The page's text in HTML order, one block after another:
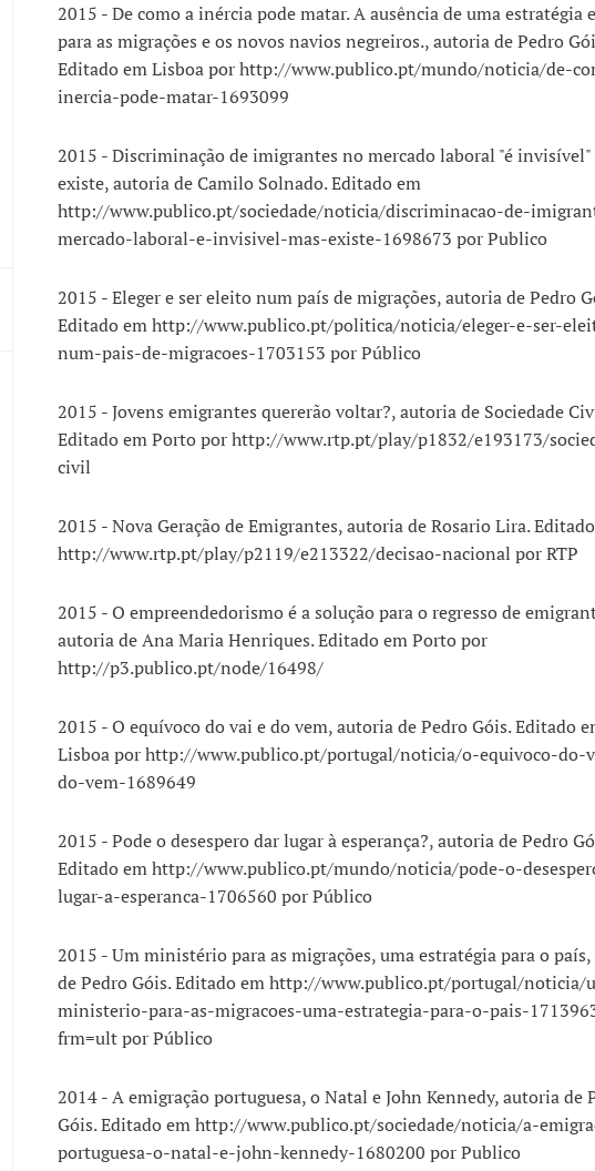
2015 - De como a inércia pode matar. A ausência de uma estratégia
para as migrações e os novos navios negreiros., autoria de Pedro
Editado em Lisboa por http://www.publico.pt/mundo/noticia/de-
inercia-pode-matar-1693099
2015 - Discriminação de imigrantes no mercado laboral "é invisível"
existe, autoria de Camilo Solnado. Editado em
http://www.publico.pt/sociedade/noticia/discriminacao-de-
mercado-laboral-e-invisivel-mas-existe-1698673 por Publico
2015 - Eleger e ser eleito num país de migrações, autoria de Pedro
Editado em http://www.publico.pt/politica/noticia/eleger-e-ser-
num-pais-de-migracoes-1703153 por Público
2015 - Jovens emigrantes quererão voltar?, autoria de Sociedade
Editado em Porto por http://www.rtp.pt/play/p1832/e193173/
civil
2015 - Nova Geração de Emigrantes, autoria de Rosario Lira.
http://www.rtp.pt/play/p2119/e213322/decisao-nacional por RTP
2015 - O empreendedorismo é a solução para o regresso de
autoria de Ana Maria Henriques. Editado em Porto por
http://p3.publico.pt/node/16498/
2015 - O equívoco do vai e do vem, autoria de Pedro Góis. Editado
Lisboa por http://www.publico.pt/portugal/noticia/o-equivoco-do-
do-vem-1689649
2015 - Pode o desespero dar lugar à esperança?, autoria de Pedro
Editado em http://www.publico.pt/mundo/noticia/pode-o-
lugar-a-esperanca-1706560 por Público
2015 - Um ministério para as migrações, uma estratégia para o
de Pedro Góis. Editado em http://www.publico.pt/portugal/noticia/
ministerio-para-as-migracoes-uma-estrategia-para-o-pais-
frm=ult por Público
2014 - A emigração portuguesa, o Natal e John Kennedy, autoria de
Góis. Editado em http://www.publico.pt/sociedade/noticia/a-
portuguesa-o-natal-e-john-kennedy-1680200 por Publico